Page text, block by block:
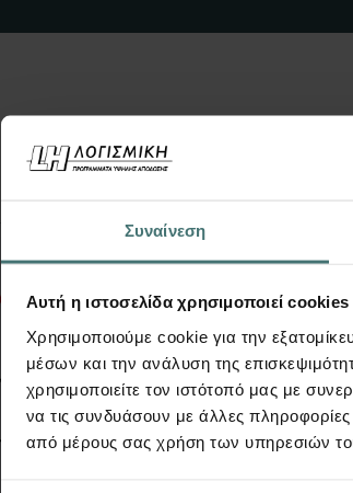
Συναίνεση
Αυτή η ιστοσελίδα χρησιμοποιεί cookies
Χρησιμοποιούμε cookie για την
μέσων και την ανάλυση της
χρησιμοποιείτε τον ιστότοπό μας με
να τις συνδυάσουν με άλλες
από μέρους σας χρήση των υπηρεσιών
Μπορεί